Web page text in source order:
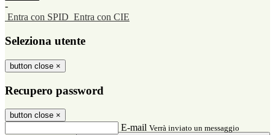
-
Entra con SPID Entra con CIE
Seleziona utente
button close ×
Recupero password
button close ×
E-mail Verrà inviato un messaggio